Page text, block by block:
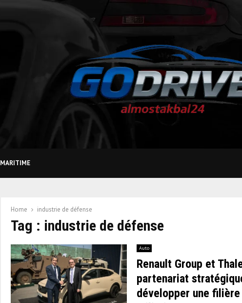
MARITIME
Home industrie de défense
Tag : industrie de défense
Auto
Renault Group et
partenariat
développer une